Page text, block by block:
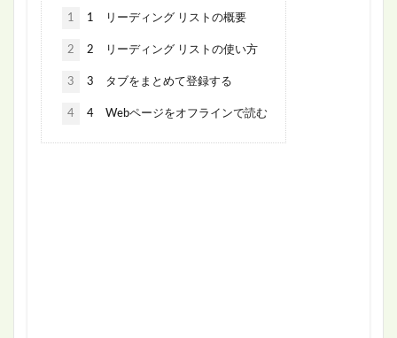
1 1 リーディング リストの概要
2 2 リーディング リストの使い方
3 3 タブをまとめて登録する
4 4 Webページをオフラインで読む